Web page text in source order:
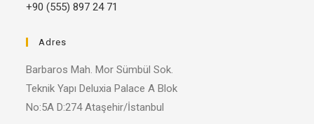
+90 (555) 897 24 71
Adres
Barbaros Mah. Mor Sümbül Sok.
Teknik Yapı Deluxia Palace A Blok
No:5A D:274 Ataşehir/İstanbul